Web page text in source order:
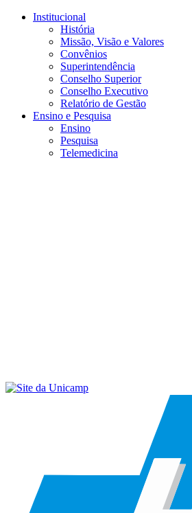
Conteúdo principal
Institucional
História
Missão, Visão e Valores
Convênios
Superintendência
Conselho Superior
Conselho Executivo
Relatório de Gestão
Ensino e Pesquisa
Ensino
Pesquisa
Telemedicina